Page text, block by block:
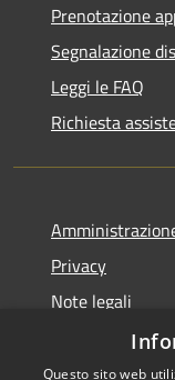
Prenotazione
Segnalazione
Leggi le FAQ
Richiesta
Privacy
Note legali
Dichiarazione
Questo sito web